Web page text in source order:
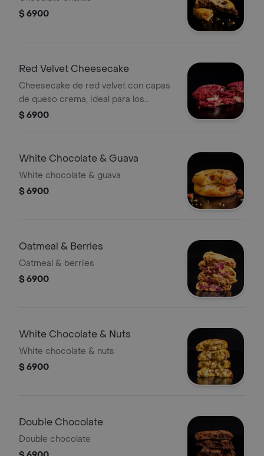
$ 6900
Red Velvet Cheesecake
Cheesecake de red velvet con capas
de queso crema, ideal para los
amantes de los postres horneados.
$ 6900
White Chocolate & Guava
White chocolate & guava
$ 6900
Oatmeal & Berries
Oatmeal & berries
$ 6900
White Chocolate & Nuts
White chocolate & nuts
$ 6900
Double Chocolate
Double chocolate